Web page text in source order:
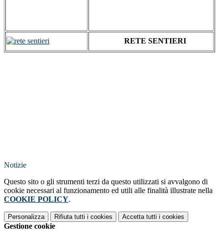
RETE SENTIERI
Notizie
Questo sito o gli strumenti terzi da questo utilizzati si avvalgono di
cookie necessari al funzionamento ed utili alle finalità illustrate nella
COOKIE POLICY.
Personalizza Rifiuta tutti i cookies Accetta tutti i cookies
Gestione cookie